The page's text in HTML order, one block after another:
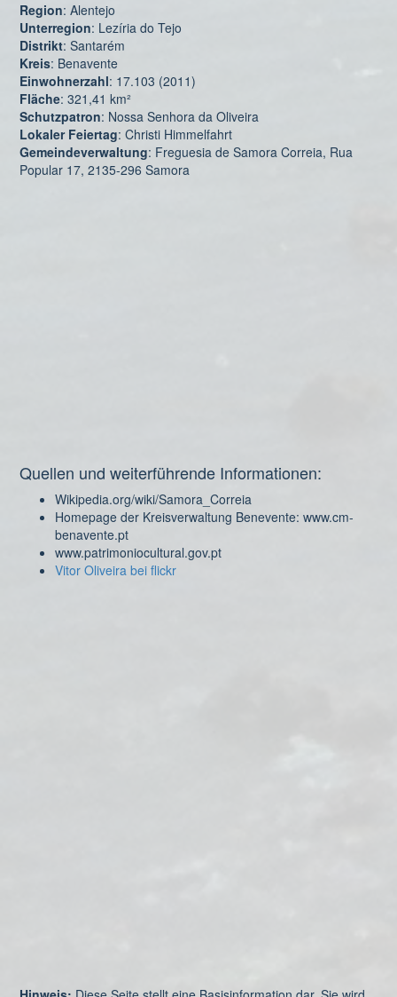
Region: Alentejo
Unterregion: Lezíria do Tejo
Distrikt: Santarém
Kreis: Benavente
Einwohnerzahl: 17.103 (2011)
Fläche: 321,41 km²
Schutzpatron: Nossa Senhora da Oliveira
Lokaler Feiertag: Christi Himmelfahrt
Gemeindeverwaltung: Freguesia de Samora Correia, Rua
Popular 17, 2135-296 Samora
Quellen und weiterführende Informationen:
Wikipedia.org/wiki/Samora_Correia
Homepage der Kreisverwaltung Benevente: www.cm-
benavente.pt
www.patrimoniocultural.gov.pt
Vitor Oliveira bei flickr